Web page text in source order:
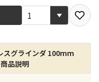
商品です
す（宅配便でのお届けが
店舗での受取となりま
スグラインダ 100mm
品説明